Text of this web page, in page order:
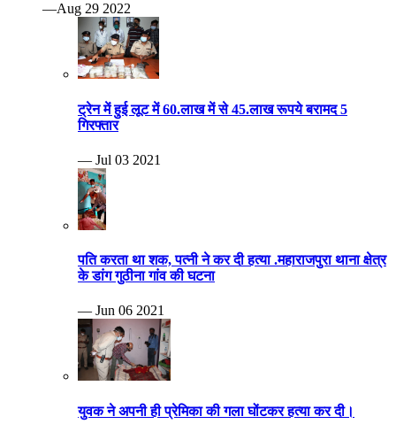
—Aug 29 2022
ट्रेन में हुई लूट में 60.लाख में से 45.लाख रूपये बरामद 5
गिरफ्तार
— Jul 03 2021
पति करता था शक, पत्नी ने कर दी हत्या .महाराजपुरा थाना क्षेत्र
के डांग गुठीना गांव की घटना
— Jun 06 2021
युवक ने अपनी ही प्रेमिका की गला घोंटकर हत्या कर दी।